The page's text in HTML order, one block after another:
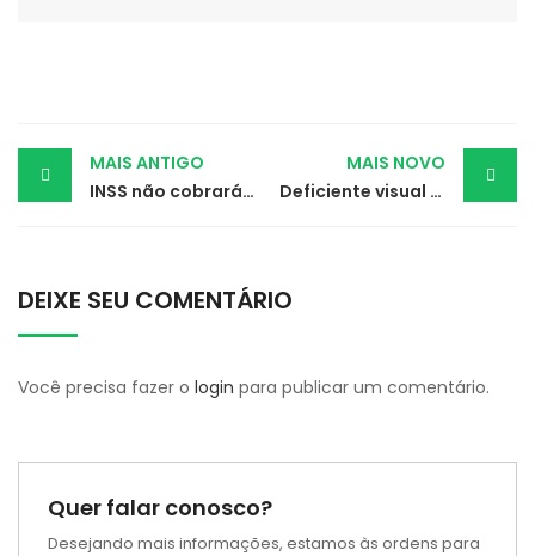
Post
navigation
MAIS ANTIGO
INSS não cobrará dívida de idoso que recebeu benefício a mais
MAIS NOVO
Deficiente visual agredido por entrar em banheiro feminino será indenizado
DEIXE SEU COMENTÁRIO
Você precisa fazer o login para publicar um comentário.
Quer falar conosco?
Desejando mais informações, estamos às ordens para